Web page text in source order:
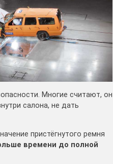
Многие считают, он
салона, не дать
пристёгнутого ремня
времени до полной